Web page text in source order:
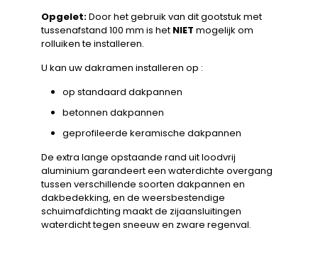
Opgelet:Door het gebruik van dit gootstuk met
tussenafstand 100 mm is het NIET mogelijk om
rolluiken te installeren.
U kan uw dakramen installeren op :
op standaard dakpannen
betonnen dakpannen
geprofileerde keramische dakpannen
De extra lange opstaande rand uit loodvrij
aluminium garandeert een waterdichte overgang
tussen verschillende soorten dakpannen en
dakbedekking, en de weersbestendige
schuimafdichting maakt de zijaansluitingen
waterdicht tegen sneeuw en zware regenval.